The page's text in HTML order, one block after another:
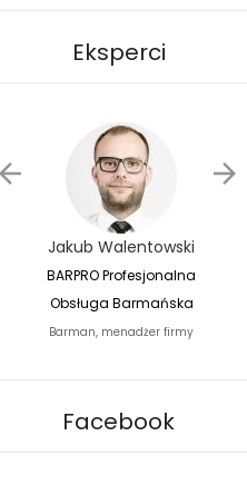
Eksperci
Jakub Walentowski
BARPRO Profesjonalna
Obsługa Barmańska
Barman, menadżer firmy
Facebook